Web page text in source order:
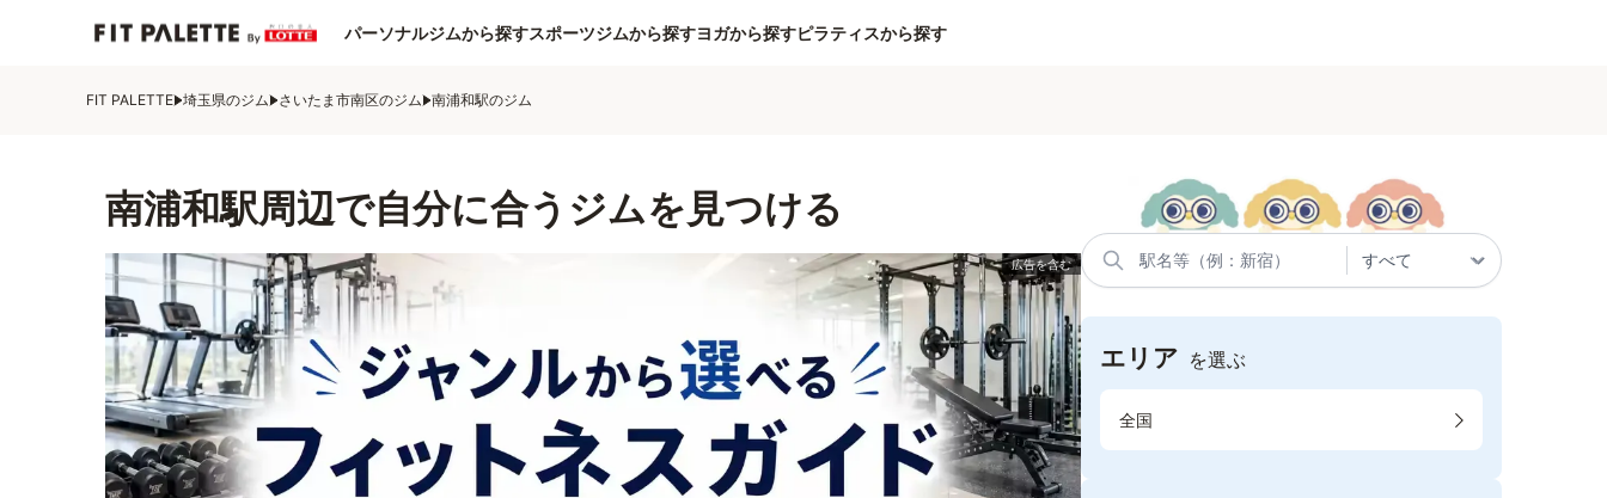
パーソナルジムから探すスポーツジムから探すヨガから探すピラティスから探す
FIT PALETTE 埼玉県のジム さいたま市南区のジム 南浦和駅のジム
南浦和駅周辺で自分に合うジムを見つける
エリア を選ぶ
全国